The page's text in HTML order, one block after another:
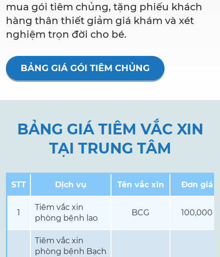
mua gói tiêm chủng, tặng phiếu khách
hàng thân thiết giảm giá khám và xét
nghiệm trọn đời cho bé.
BẢNG GIÁ GÓI TIÊM CHỦNG
BẢNG GIÁ TIÊM VẮC XIN
TẠI TRUNG TÂM
STT Dịch vụ Tên vắc xin Đơn giá
1
Tiêm vắc xin
phòng bệnh lao
BCG 100,000
Tiêm vắc xin
phòng bệnh Bạch